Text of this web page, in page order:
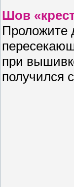
Шов
Проложите
при
получился